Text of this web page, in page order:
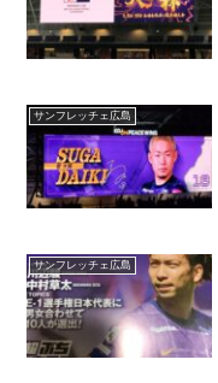
サンフレッチェ広島
サンフレッチェ広島